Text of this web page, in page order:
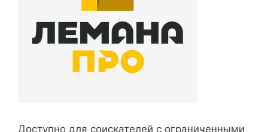
Доступно для соискателей с ограниченными